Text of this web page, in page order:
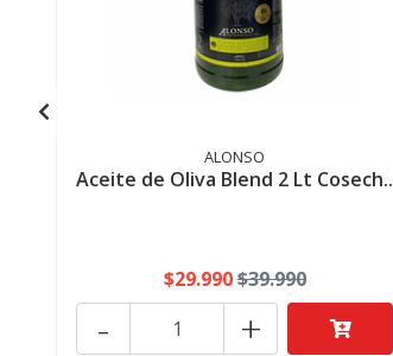
ALONSO
Aceite de Oliva Blend 2 Lt Cosech..
$29.990$39.990
+
-